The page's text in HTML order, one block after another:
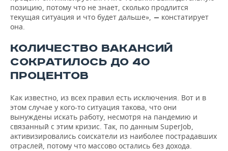
позицию, потому что не знает, сколько продлится
текущая ситуация и что будет дальше», — констатирует
она.
КОЛИЧЕСТВО ВАКАНСИЙ
СОКРАТИЛОСЬ ДО 40
ПРОЦЕНТОВ
Как известно, из всех правил есть исключения. Вот и в
этом случае у кого-то ситуация такова, что они
вынуждены искать работу, несмотря на пандемию и
связанный с этим кризис. Так, по данным SuperJob,
активизировались соискатели из наиболее пострадавших
отраслей, потому что массово остались без дохода.